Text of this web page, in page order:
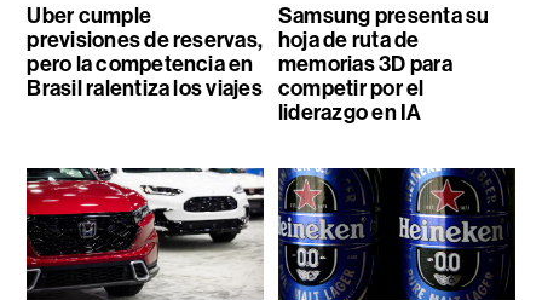
Uber cumple
previsiones de reservas,
pero la competencia en
Brasil ralentiza los viajes
Samsung presenta su
hoja de ruta de
memorias 3D para
competir por el
liderazgo en IA